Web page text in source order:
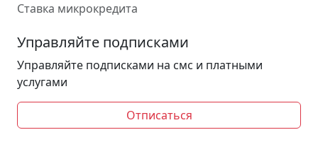
Ставка микрокредита
Управляйте подписками
Управляйте подписками на смс и платными
услугами
Отписаться